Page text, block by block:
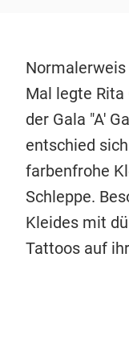
Mal legte Rita
der Gala "A'
entschied
farbenfrohe
Schleppe.
Kleides mit
Tattoos auf